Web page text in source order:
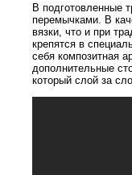
В подготовленные
перемычками. В
вязки, что и при
крепятся в
себя композитная
дополнительные
который слой за